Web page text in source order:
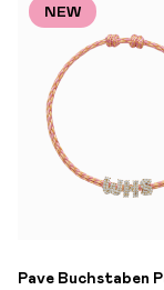
NEW
Pave Buchstaben